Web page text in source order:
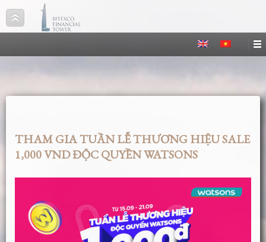
THAM GIA TUẦN LỄ THƯƠNG HIỆU SALE
1,000 VND ĐỘC QUYỀN WATSONS